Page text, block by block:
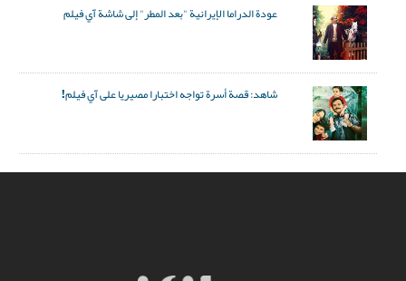
عودة الدراما الإيرانية "بعد المطر" إلى شاشة آي فيلم
شاهد: قصة أسرة تواجه اختبارا مصيريا على آي فيلم!